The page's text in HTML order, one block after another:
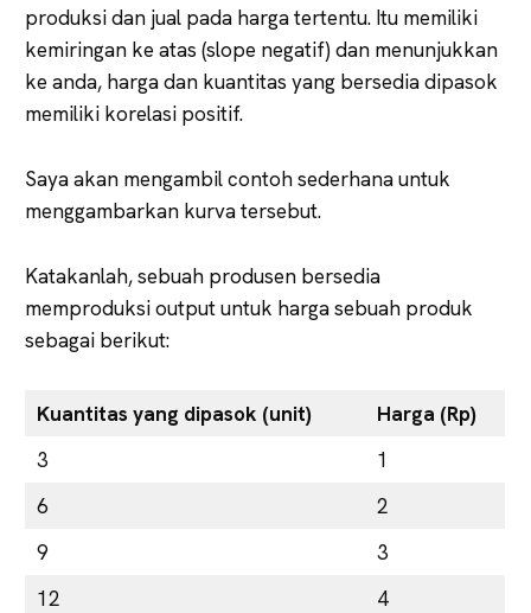
produksi dan jual pada harga tertentu. Itu memiliki
kemiringan ke atas (slope negatif) dan menunjukkan
ke anda, harga dan kuantitas yang bersedia dipasok
memiliki korelasi positif.
Saya akan mengambil contoh sederhana untuk
menggambarkan kurva tersebut.
Katakanlah, sebuah produsen bersedia
memproduksi output untuk harga sebuah produk
sebagai berikut:
Kuantitas yang dipasok (unit)
Harga (Rp)
3
1
6
2
9
3
12
4